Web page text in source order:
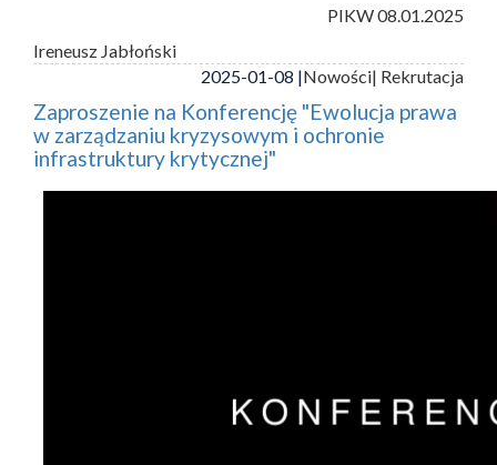
PIKW 08.01.2025
Ireneusz Jabłoński
2025-01-08 |Nowości| Rekrutacja
Zaproszenie na Konferencję "Ewolucja prawa
w zarządzaniu kryzysowym i ochronie
infrastruktury krytycznej"